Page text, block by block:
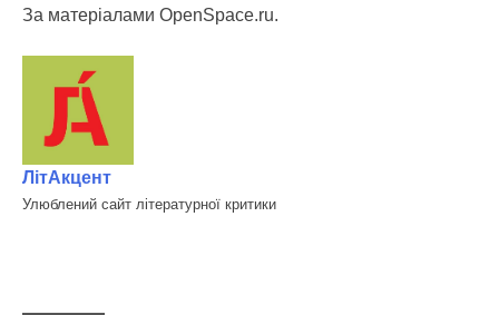
За матеріалами OpenSpace.ru.
ЛітАкцент
Улюблений сайт літературної критики